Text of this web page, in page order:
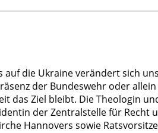
auf die Ukraine verändert sich
der Bundeswehr oder
das Ziel bleibt. Die Theologin
der Zentralstelle für
Hannovers sowie